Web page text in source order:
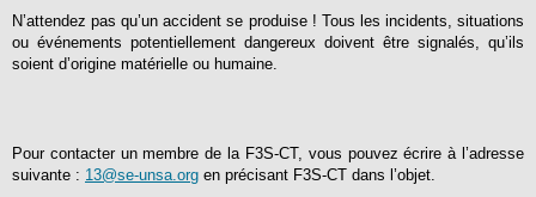
N’attendez pas qu’un accident se produise ! Tous les incidents, situations
ou événements potentiellement dangereux doivent être signalés, qu’ils
soient d’origine matérielle ou humaine.
Pour contacter un membre de la F3S-CT, vous pouvez écrire à l’adresse
suivante : 13@se-unsa.org en précisant F3S-CT dans l’objet.